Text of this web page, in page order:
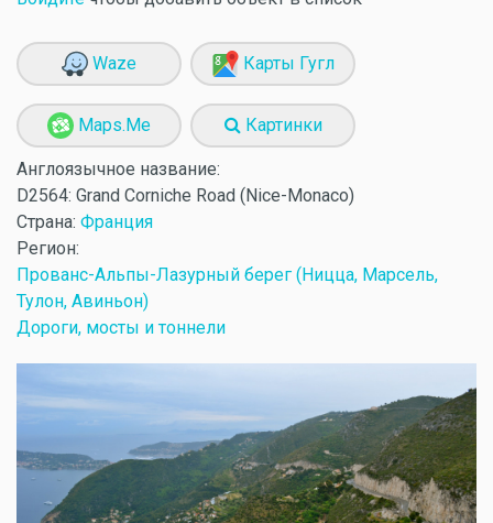
Waze Карты Гугл
Maps.Me Картинки
Англоязычное название:
D2564: Grand Corniche Road (Nice-Monaco)
Страна: Франция
Регион:
Прованс-Альпы-Лазурный берег (Ницца, Марсель,
Тулон, Авиньон)
Дороги, мосты и тоннели